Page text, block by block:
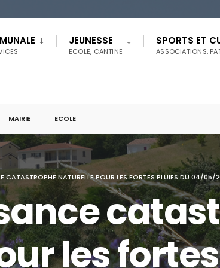
JEUNESSE
ECOLE, CANTINE
SPORTS ET
ASSOCIATIONS,
MAIRIE ECOLE
CATASTROPHE NATURELLE POUR LES FORTES PLUIES DU 04/05/
les